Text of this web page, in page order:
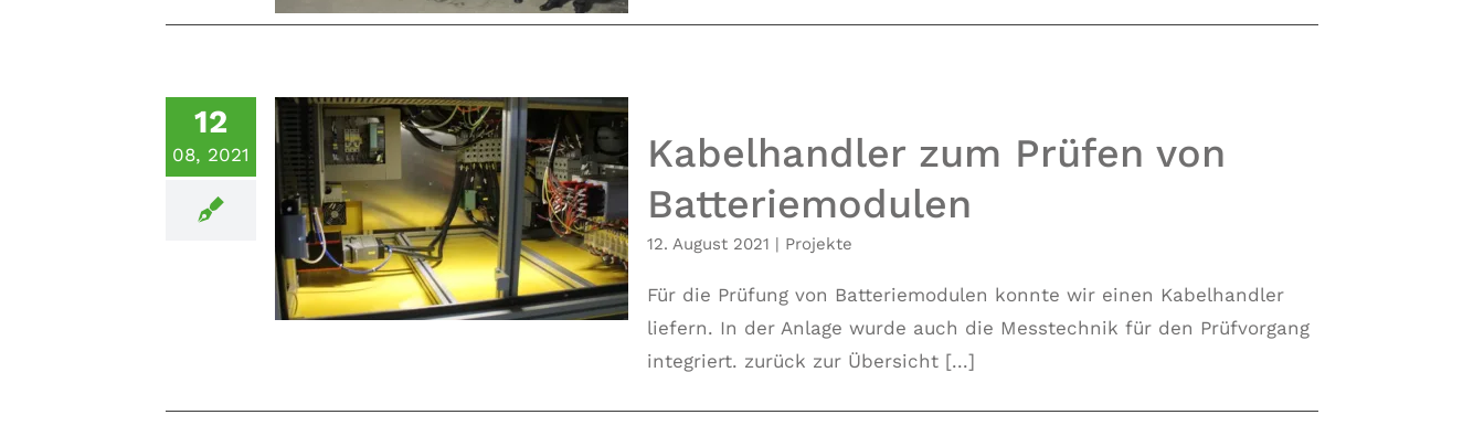
12
08, 2021
Kabelhandler zum Prüfen von
Batteriemodulen
Kabelhandler zum Prüfen von
Batteriemodulen
12. August 2021 | Projekte
Für die Prüfung von Batteriemodulen konnte wir einen Kabelhandler
liefern. In der Anlage wurde auch die Messtechnik für den Prüfvorgang
integriert. zurück zur Übersicht [...]